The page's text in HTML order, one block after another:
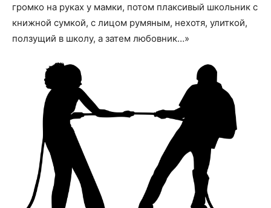
громко на руках у мамки, потом плаксивый школьник с
книжной сумкой, с лицом румяным, нехотя, улиткой,
ползущий в школу, а затем любовник…»